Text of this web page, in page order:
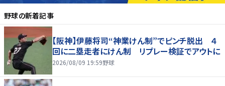
野球の新着記事
【阪神】伊藤将司“神業けん制”でピンチ脱出 ４
回に二塁走者にけん制 リプレー検証でアウトに
2026/08/09 19:59野球